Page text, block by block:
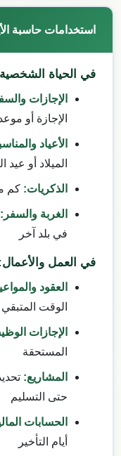
استخدامات حاسبة
في الحياة
الإجازات
الإجازة أو
الأعياد
الميلاد أو عيد
الذكريات: كم
الغربة والسفر:
في بلد آخر
في العمل
العقود
الوقت المتبقي
الإجازات
المستحقة
المشاريع:
حتى التسليم
الحسابات
أيام التأخير